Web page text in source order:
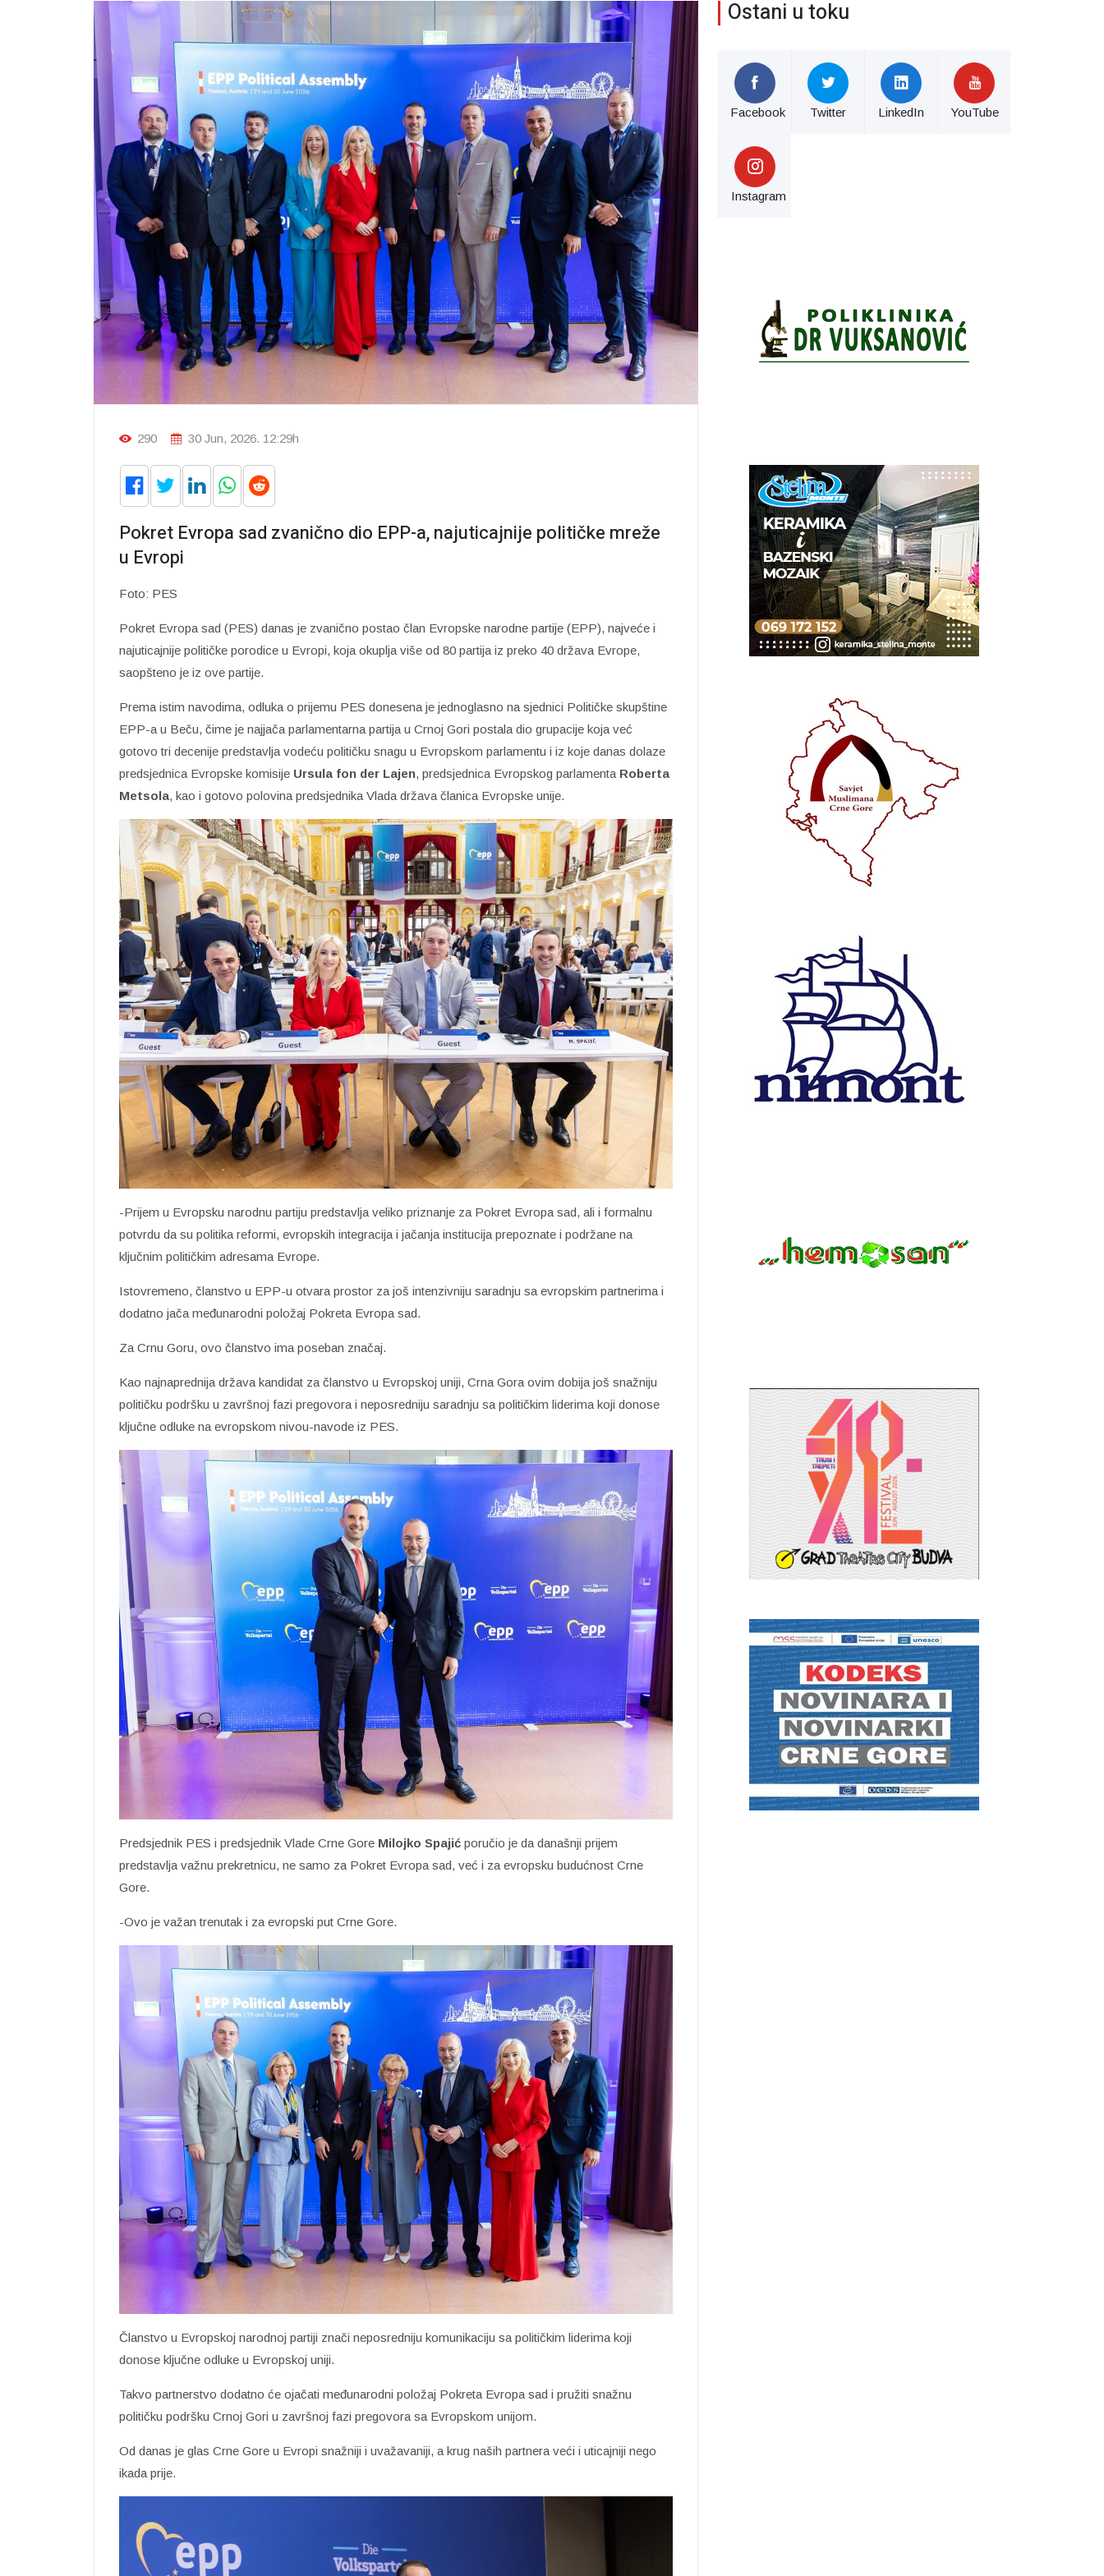
290 30 Jun, 2026. 12:29h
Pokret Evropa sad zvanično dio EPP-a, najuticajnije političke mreže
u Evropi
Foto: PES
Pokret Evropa sad (PES) danas je zvanično postao član Evropske narodne partije (EPP), najveće i
najuticajnije političke porodice u Evropi, koja okuplja više od 80 partija iz preko 40 država Evrope,
saopšteno je iz ove partije.
Prema istim navodima, odluka o prijemu PES donesena je jednoglasno na sjednici Političke skupštine
EPP-a u Beču, čime je najjača parlamentarna partija u Crnoj Gori postala dio grupacije koja već
gotovo tri decenije predstavlja vodeću političku snagu u Evropskom parlamentu i iz koje danas dolaze
predsjednica Evropske komisije Ursula fon der Lajen, predsjednica Evropskog parlamenta Roberta
Metsola, kao i gotovo polovina predsjednika Vlada država članica Evropske unije.
-Prijem u Evropsku narodnu partiju predstavlja veliko priznanje za Pokret Evropa sad, ali i formalnu
potvrdu da su politika reformi, evropskih integracija i jačanja institucija prepoznate i podržane na
ključnim političkim adresama Evrope.
Istovremeno, članstvo u EPP-u otvara prostor za još intenzivniju saradnju sa evropskim partnerima i
dodatno jača međunarodni položaj Pokreta Evropa sad.
Za Crnu Goru, ovo članstvo ima poseban značaj.
Kao najnaprednija država kandidat za članstvo u Evropskoj uniji, Crna Gora ovim dobija još snažniju
političku podršku u završnoj fazi pregovora i neposredniju saradnju sa političkim liderima koji donose
ključne odluke na evropskom nivou-navode iz PES.
Predsjednik PES i predsjednik Vlade Crne Gore Milojko Spajić poručio je da današnji prijem
predstavlja važnu prekretnicu, ne samo za Pokret Evropa sad, već i za evropsku budućnost Crne
Gore.
-Ovo je važan trenutak i za evropski put Crne Gore.
Članstvo u Evropskoj narodnoj partiji znači neposredniju komunikaciju sa političkim liderima koji
donose ključne odluke u Evropskoj uniji.
Takvo partnerstvo dodatno će ojačati međunarodni položaj Pokreta Evropa sad i pružiti snažnu
političku podršku Crnoj Gori u završnoj fazi pregovora sa Evropskom unijom.
Od danas je glas Crne Gore u Evropi snažniji i uvažavaniji, a krug naših partnera veći i uticajniji nego
ikada prije.
Ostani u toku
Facebook Twitter LinkedIn YouTube
Instagram